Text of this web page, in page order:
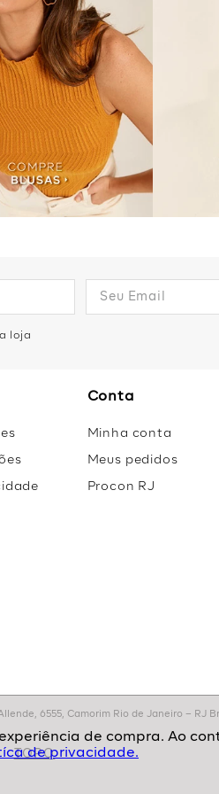
de privacidade.
loja
Conta
Minha conta
Meus pedidos
Procon RJ
6555, Camorim Rio de Janeiro – RJ
TOPO